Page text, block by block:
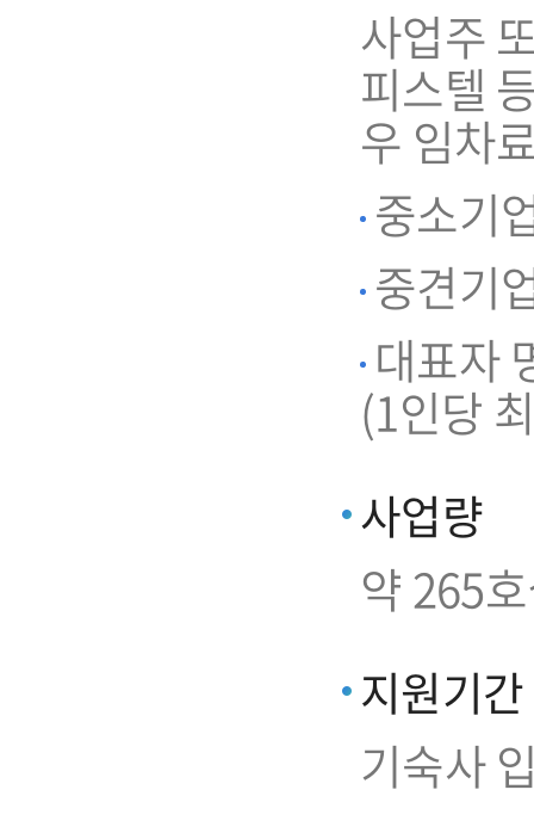
사업주
피스텔
우 임차
중소기
중견기
대표자
(1인당
사업량
약 265
지원기간
기숙사